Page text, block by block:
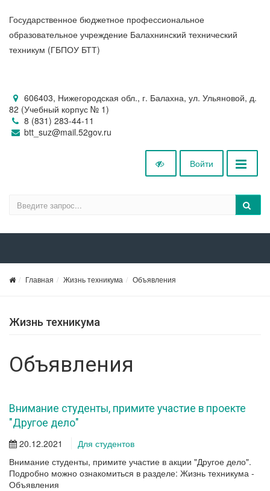
Государственное бюджетное профессиональное
образовательное учреждение Балахнинский технический
техникум (ГБПОУ БТТ)
606403, Нижегородская обл., г. Балахна, ул. Ульяновой, д.
82 (Учебный корпус № 1)
8 (831) 283-44-11
btt_suz@mail.52gov.ru
Войти
Главная Жизнь техникума Объявления
Жизнь техникума
Объявления
Внимание студенты, примите участие в проекте
"Другое дело"
20.12.2021
Для студентов
Внимание студенты, примите участие в акции "Другое дело".
Подробно можно ознакомиться в разделе: Жизнь техникума -
Объявления